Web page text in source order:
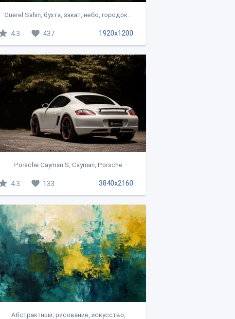
Guerel Sahin, бухта, закат, небо, городок...
1920x1200
4.3 437
Porsche Cayman S, Cayman, Porsche
3840x2160
4.3 133
Абстрактный, рисование, искусство,